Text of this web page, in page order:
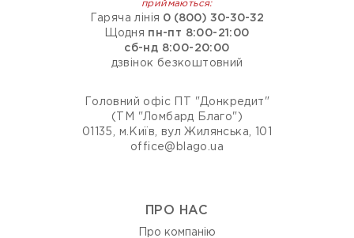
приймаються:
Гаряча лінія 0 (800) 30-30-32
Щодня пн-пт 8:00-21:00
сб-нд 8:00-20:00
дзвінок безкоштовний
Головний офіс ПТ "Донкредит"
(ТМ "Ломбард Благо")
01135, м.Київ, вул Жилянська, 101
office@blago.ua
ПРО НАС
Про компанію